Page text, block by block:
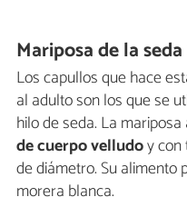
Mariposa de la
Los capullos que hace
al adulto son los que se
hilo de seda. La
de cuerpo velludoy
de diámetro. Su alimento
morera blanca.